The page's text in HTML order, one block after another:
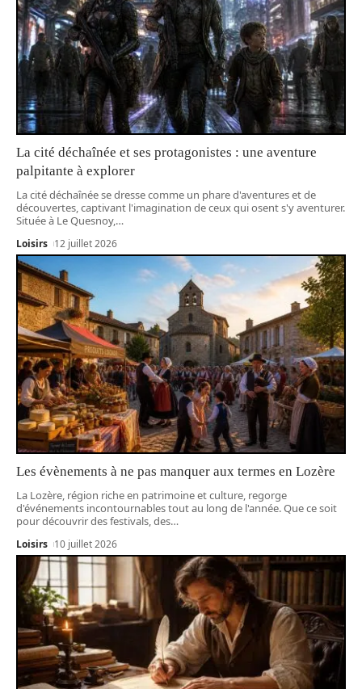
La cité déchaînée et ses protagonistes : une aventure
palpitante à explorer
La cité déchaînée se dresse comme un phare d'aventures et de
découvertes, captivant l'imagination de ceux qui osent s'y aventurer.
Située à Le Quesnoy,…
Loisirs 12 juillet 2026
Les évènements à ne pas manquer aux termes en Lozère
La Lozère, région riche en patrimoine et culture, regorge
d'événements incontournables tout au long de l'année. Que ce soit
pour découvrir des festivals, des…
Loisirs 10 juillet 2026